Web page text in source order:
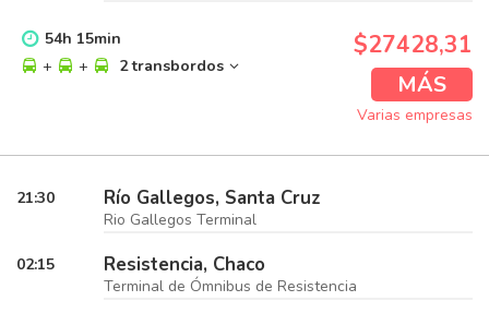
54h 15min
+
+ 2 transbordos
$27428,31
MÁS
Varias empresas
21:30 Río Gallegos, Santa Cruz
Rio Gallegos Terminal
02:15 Resistencia, Chaco
Terminal de Ómnibus de Resistencia